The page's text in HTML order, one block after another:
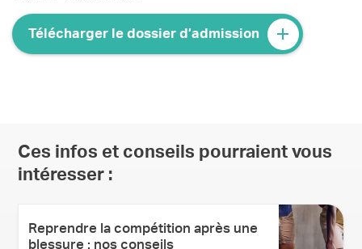
Télécharger le dossier d’admission
Ces infos et conseils pourraient vous
intéresser :
Reprendre la compétition après une
blessure : nos conseils